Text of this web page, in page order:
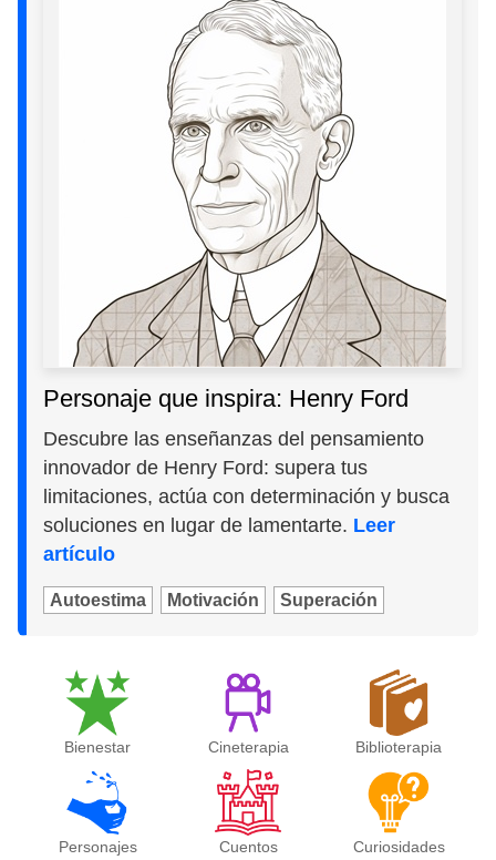
Personaje que inspira: Henry Ford
Descubre las enseñanzas del pensamiento
innovador de Henry Ford: supera tus
limitaciones, actúa con determinación y busca
soluciones en lugar de lamentarte. Leer
artículo
Autoestima Motivación Superación
Bienestar Cineterapia Biblioterapia
Personajes Cuentos Curiosidades